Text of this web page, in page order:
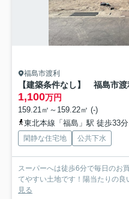
福島市渡利
【建築条件なし】 福島市
1,100万円
159.21㎡～159.22㎡ (-)
東北本線「福島」駅 徒歩33分
閑静な住宅地 公共下水
スーパーへは徒歩6分で毎日のお
てやすい土地です！陽当たりの
見る